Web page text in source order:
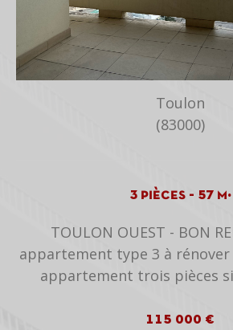
Toulon
(83000)
3 pièces - 57 m²
TOULON OUEST - BON
appartement type 3 à rénover
appartement trois pièces
115 000 €